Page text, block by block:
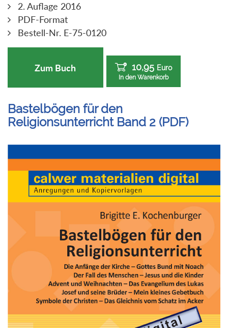
2. Auflage 2016
PDF-Format
Bestell-Nr. E-75-0120
Zum Buch 10,95 Euro
In den Warenkorb
Bastelbögen für den
Religionsunterricht Band 2 (PDF)